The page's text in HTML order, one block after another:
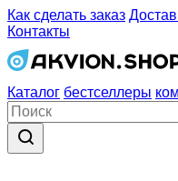
Как сделать заказ
Контакты
Каталог бестселлеры